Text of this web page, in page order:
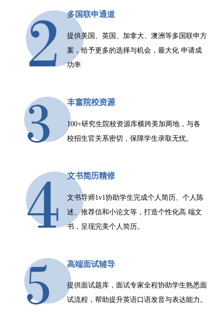
多国联申通道
提供美国、英国、加拿大、澳洲等多国联申方
案，给予更多的选择与机会，最大化 申请成
功率
丰富院校资源
100+研究生院校资源库横跨美加两地，与各
校招生官关系密切，保障学生录取无忧。
文书简历精修
文书导师1v1协助学生完成个人简历、个人陈
述、推荐信和小论文等，打造个性化高 端文
书，呈现完美个人简历。
高端面试辅导
提供面试题库，面试专家全程协助学生熟悉面
试流程，帮助提升英语口语发音与表达能力。